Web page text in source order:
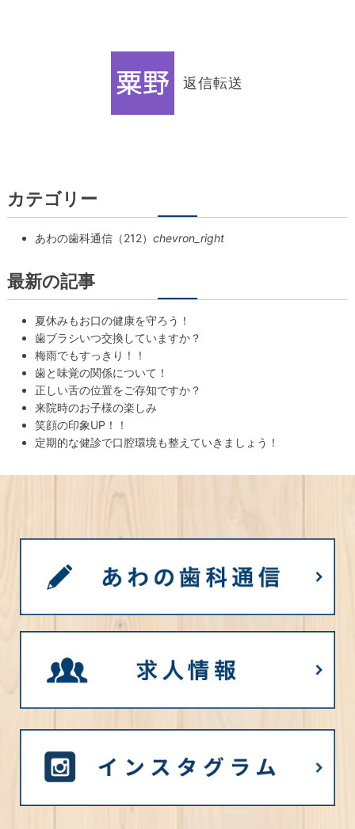
返信転送
カテゴリー
あわの歯科通信（212） chevron_right
最新の記事
夏休みもお口の健康を守ろう！
歯ブラシいつ交換していますか？
梅雨でもすっきり！！
歯と味覚の関係について！
正しい舌の位置をご存知ですか？
来院時のお子様の楽しみ
笑顔の印象UP！！
定期的な健診で口腔環境も整えていきましょう！